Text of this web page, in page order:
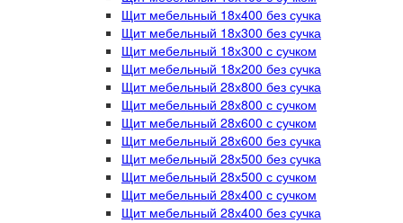
Щит мебельный 18х400 без сучка
Щит мебельный 18х300 без сучка
Щит мебельный 18х300 с сучком
Щит мебельный 18х200 без сучка
Щит мебельный 28х800 без сучка
Щит мебельный 28х800 с сучком
Щит мебельный 28х600 с сучком
Щит мебельный 28х600 без сучка
Щит мебельный 28х500 без сучка
Щит мебельный 28х500 с сучком
Щит мебельный 28х400 с сучком
Щит мебельный 28х400 без сучка